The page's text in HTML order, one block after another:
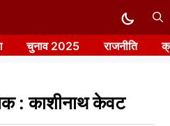
चुनाव 2025 राजनीति
: काशीनाथ केवट